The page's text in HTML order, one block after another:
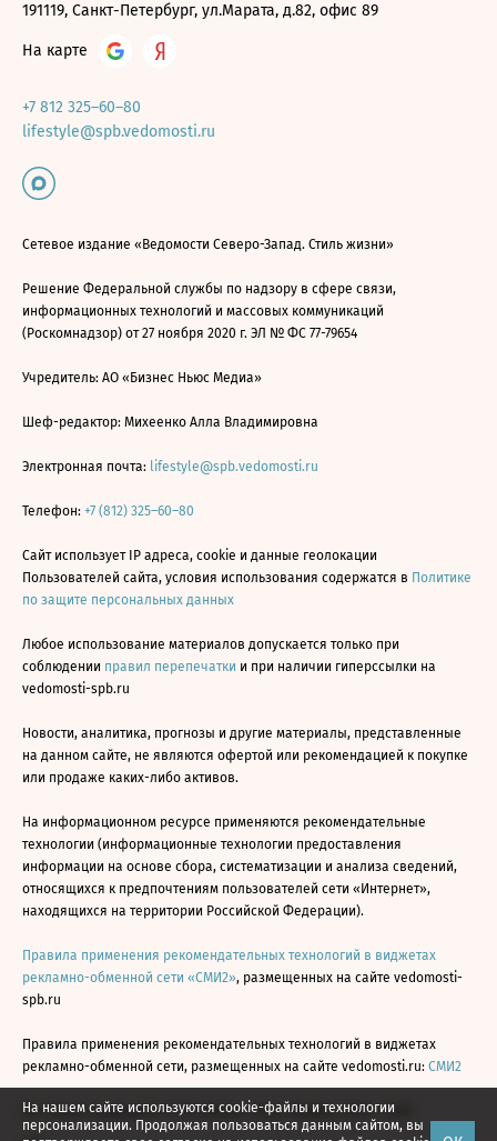
На нашем сайте используются cookie-файлы и технологии
персонализации. Продолжая пользоваться данным сайтом, вы
191119, Санкт-Петербург, ул.Марата, д.82, офис 89
На карте
+7 812 325–60–80
lifestyle@spb.vedomosti.ru
Сетевое издание «Ведомости Северо-Запад. Стиль жизни»
Решение Федеральной службы по надзору в сфере связи,
информационных технологий и массовых коммуникаций
(Роскомнадзор) от 27 ноября 2020 г. ЭЛ № ФС 77-79654
Учредитель: АО «Бизнес Ньюс Медиа»
Шеф-редактор: Михеенко Алла Владимировна
Электронная почта: lifestyle@spb.vedomosti.ru
Телефон: +7 (812) 325–60–80
Сайт использует IP адреса, cookie и данные геолокации
Пользователей сайта, условия использования содержатся в Политике
по защите персональных данных
Любое использование материалов допускается только при
соблюдении правил перепечатки и при наличии гиперссылки на
vedomosti-spb.ru
Новости, аналитика, прогнозы и другие материалы, представленные
на данном сайте, не являются офертой или рекомендацией к покупке
или продаже каких-либо активов.
На информационном ресурсе применяются рекомендательные
технологии (информационные технологии предоставления
информации на основе сбора, систематизации и анализа сведений,
относящихся к предпочтениям пользователей сети «Интернет»,
находящихся на территории Российской Федерации).
Правила применения рекомендательных технологий в виджетах
рекламно-обменной сети «СМИ2», размещенных на сайте vedomosti-
spb.ru
Правила применения рекомендательных технологий в виджетах
рекламно-обменной сети, размещенных на сайте vedomosti.ru: СМИ2
Все права защищены © АО «Бизнес Ньюс Медиа», 2024 - 2026